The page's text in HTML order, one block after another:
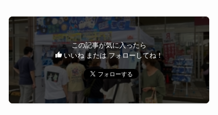
この記事が気に入ったら
いいね または フォローしてね！